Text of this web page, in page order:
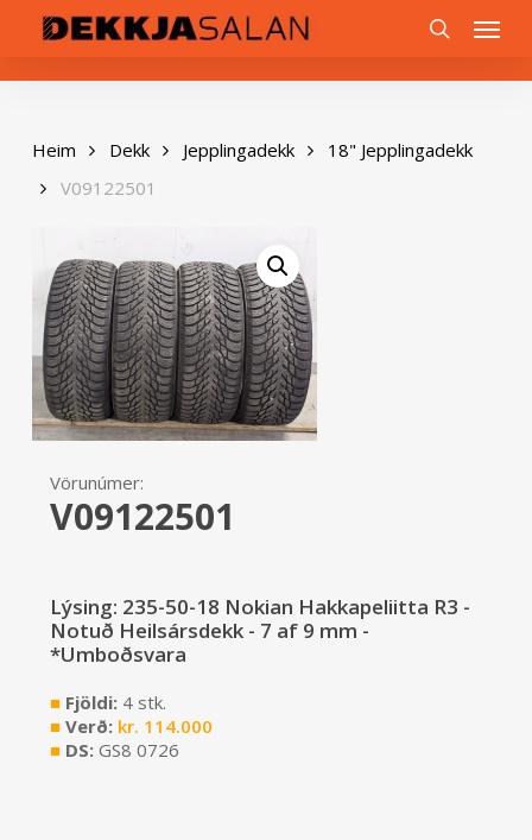
content
Menu
Heim Dekk Jepplingadekk
18" Jepplingadekk
V09122501
Vörunúmer:
V09122501
Lýsing: 235-50-18 Nokian Hakkapeliitta R3 -
Notuð Heilsársdekk - 7 af 9 mm -
*Umboðsvara
■Fjöldi: 4 stk.
■Verð: kr. 114.000
■DS: GS8 0726